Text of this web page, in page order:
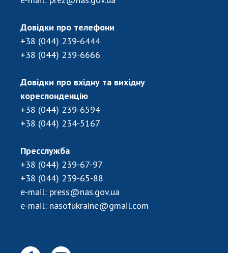
Засідання Президії НАН України
Сесії Загальних зборів НАН України
Річні фінансові звіти НАН України
Наукові публікації та видавнича діяльність
Охорона прав інтелектуальної власності та
трансфер технологій в наукових установах
надбання
Центри колективного користування
науковими приладами НАН України
Оцінювання ефективності діяльності
наукових установ
Підготовка наукових кадрів
Довідки про телефони
+38 (044) 239-6444
+38 (044) 239-6666
Довідки про вхідну та вихідну
кореспонденцію
+38 (044) 239-6594
+38 (044) 234-5167
Пресслужба
+38 (044) 239-67-97
+38 (044) 239-65-88
e-mail: press@nas.gov.ua
e-mail: nasofukraine@gmail.com